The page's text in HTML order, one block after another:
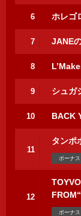
6 ホレゴ
7 JANE
8
9 シュガ
10 BACK
11
タンポ
ボーナ
12
ボーナ